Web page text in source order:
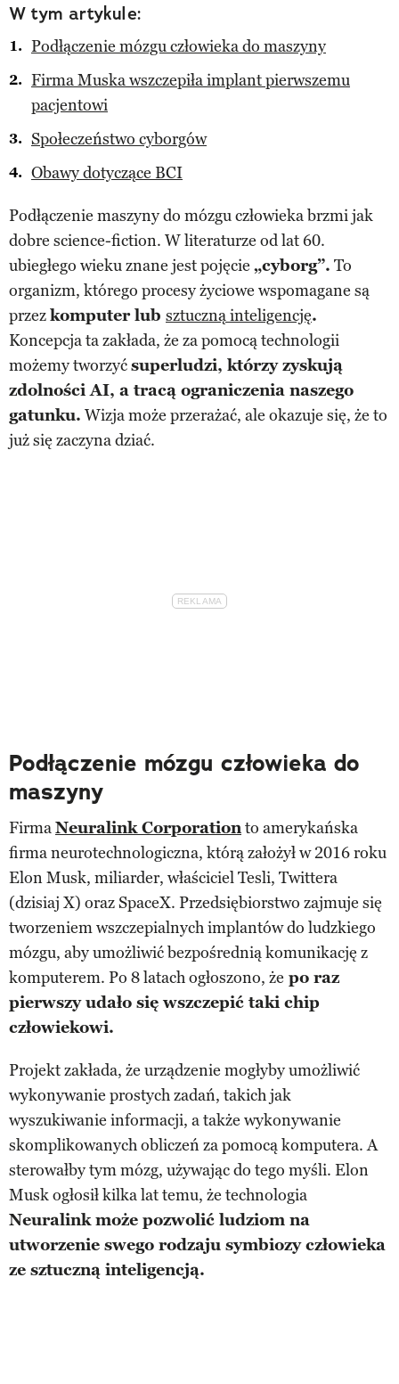
W tym artykule:
Podłączenie mózgu człowieka do maszyny
Firma Muska wszczepiła implant pierwszemu
pacjentowi
Społeczeństwo cyborgów
Obawy dotyczące BCI
Podłączenie maszyny do mózgu człowieka brzmi jak
dobre science-fiction. W literaturze od lat 60.
ubiegłego wieku znane jest pojęcie „cyborg”. To
organizm, którego procesy życiowe wspomagane są
przezkomputer lub sztuczną inteligencję.
Koncepcja ta zakłada, że za pomocą technologii
możemy tworzyćsuperludzi, którzy zyskują
zdolności AI, a tracą ograniczenia naszego
gatunku. Wizja może przerażać, ale okazuje się, że to
już się zaczyna dziać.
Podłączenie mózgu człowieka do
maszyny
FirmaNeuralink Corporationto amerykańska
firma neurotechnologiczna, którą założył w 2016 roku
Elon Musk, miliarder, właściciel Tesli, Twittera
(dzisiaj X) oraz SpaceX. Przedsiębiorstwo zajmuje się
tworzeniem wszczepialnych implantów do ludzkiego
mózgu, aby umożliwić bezpośrednią komunikację z
komputerem. Po 8 latach ogłoszono, że po raz
pierwszy udało się wszczepić taki chip
człowiekowi.
Projekt zakłada, że urządzenie mogłyby umożliwić
wykonywanie prostych zadań, takich jak
wyszukiwanie informacji, a także wykonywanie
skomplikowanych obliczeń za pomocą komputera. A
sterowałby tym mózg, używając do tego myśli. Elon
Musk ogłosił kilka lat temu, że technologia
Neuralink może pozwolić ludziom na
utworzenie swego rodzaju symbiozy człowieka
ze sztuczną inteligencją.